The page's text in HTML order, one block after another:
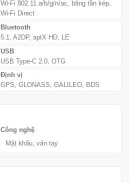
Wi-Fi 802.11 a/b/g/n/ac, băng tần kép,
Wi-Fi Direct
Bluetooth
5.1, A2DP, aptX HD, LE
USB
USB Type-C 2.0, OTG
Định vị
GPS, GLONASS, GALILEO, BDS
Công nghệ
Mật khẩu, vân tay